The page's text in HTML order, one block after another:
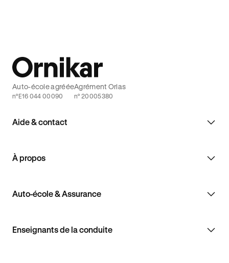
Aide & contact
À propos
Auto-école & Assurance
Enseignants de la conduite
Auto-école agréée
n°E16 044 00090
Agrément Orias
n° 20005380